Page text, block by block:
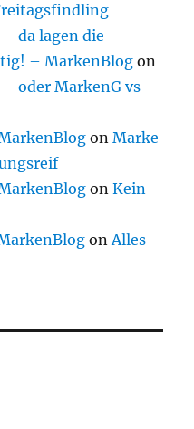
– da lagen die
– MarkenBlog on
– oder MarkenG vs
onMarke
onKein
onAlles